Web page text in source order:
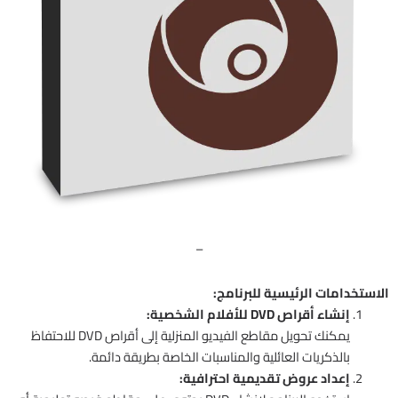
–
الاستخدامات الرئيسية للبرنامج:
إنشاء أقراص DVD للأفلام الشخصية:
يمكنك تحويل مقاطع الفيديو المنزلية إلى أقراص DVD للاحتفاظ
بالذكريات العائلية والمناسبات الخاصة بطريقة دائمة.
إعداد عروض تقديمية احترافية: